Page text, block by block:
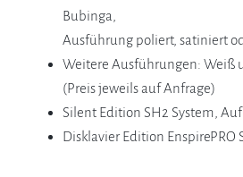
Bubinga,
Ausführung poliert, satiniert
Weitere Ausführungen: Weiß
(Preis jeweils auf Anfrage)
Silent Edition SH2 System,
Disklavier Edition EnspirePRO